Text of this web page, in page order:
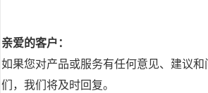
亲爱的客户：
如果您对产品或服务有任何意见、建议
们，我们将及时回复。